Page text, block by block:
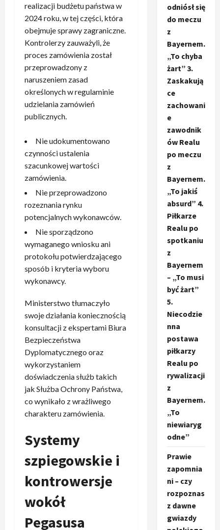
realizacji budżetu państwa w
2024 roku, w tej części, która
obejmuje sprawy zagraniczne.
Kontrolerzy zauważyli, że
proces zamówienia został
przeprowadzony z
naruszeniem zasad
określonych w regulaminie
udzielania zamówień
publicznych.
Nie udokumentowano
czynności ustalenia
szacunkowej wartości
zamówienia.
Nie przeprowadzono
rozeznania rynku
potencjalnych wykonawców.
Nie sporządzono
wymaganego wniosku ani
protokołu potwierdzającego
sposób i kryteria wyboru
wykonawcy.
Ministerstwo tłumaczyło
swoje działania koniecznością
konsultacji z ekspertami Biura
Bezpieczeństwa
Dyplomatycznego oraz
wykorzystaniem
doświadczenia służb takich
jak Służba Ochrony Państwa,
co wynikało z wrażliwego
charakteru zamówienia.
Systemy
szpiegowskie i
kontrowersje
wokół
Pegasusa
odniósł się
do meczu
z
Bayernem.
„To chyba
żart” 3.
Zaskakują
ce
zachowani
e
zawodnik
ów Realu
po meczu
z
Bayernem.
„To jakiś
absurd” 4.
Piłkarze
Realu po
spotkaniu
z
Bayernem
– „To musi
być żart”
5.
Niecodzie
nna
postawa
piłkarzy
Realu po
rywalizacji
z
Bayernem.
„To
niewiaryg
odne”
Prawie
zapomnia
ni – czy
rozpoznas
z dawne
gwiazdy